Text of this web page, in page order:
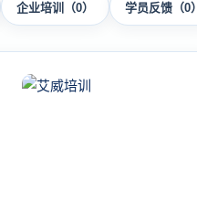
企业培训（0） 学员反馈（0）